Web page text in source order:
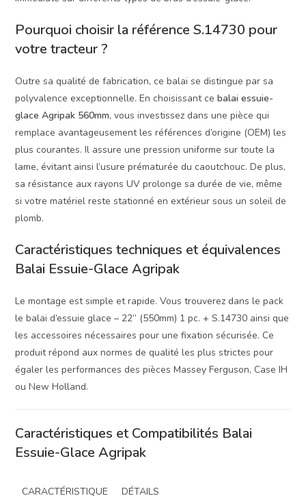
Pourquoi choisir la référence S.14730 pour
votre tracteur ?
Outre sa qualité de fabrication, ce balai se distingue par sa
polyvalence exceptionnelle. En choisissant cebalai essuie-
glace Agripak 560mm, vous investissez dans une pièce qui
remplace avantageusement les références d’origine (OEM) les
plus courantes. Il assure une pression uniforme sur toute la
lame, évitant ainsi l’usure prématurée du caoutchouc. De plus,
sa résistance aux rayons UV prolonge sa durée de vie, même
si votre matériel reste stationné en extérieur sous un soleil de
plomb.
Caractéristiques techniques et équivalences
Balai Essuie-Glace Agripak
Le montage est simple et rapide. Vous trouverez dans le pack
le balai d’essuie glace – 22” (550mm) 1 pc. + S.14730 ainsi que
les accessoires nécessaires pour une fixation sécurisée. Ce
produit répond aux normes de qualité les plus strictes pour
égaler les performances des pièces Massey Ferguson, Case IH
ou New Holland.
Caractéristiques et Compatibilités Balai
Essuie-Glace Agripak
CARACTÉRISTIQUE DÉTAILS